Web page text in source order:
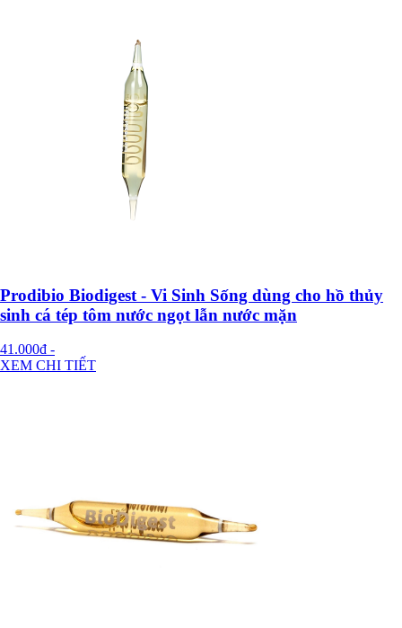
Prodibio Biodigest - Vi Sinh Sống dùng cho hồ thủy
sinh cá tép tôm nước ngọt lẫn nước mặn
41.000đ -
XEM CHI TIẾT